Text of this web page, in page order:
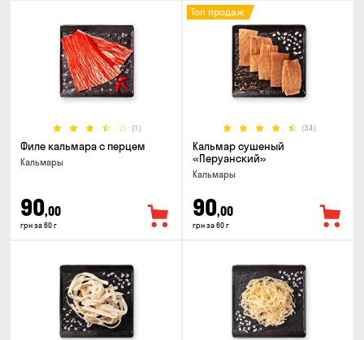
(1)
Филе кальмара с перцем
Кальмары
90,00
грн за 60 г
(34)
Топ продаж
Кальмар сушеный
«Перуанский»
Кальмары
90,00
грн за 60 г